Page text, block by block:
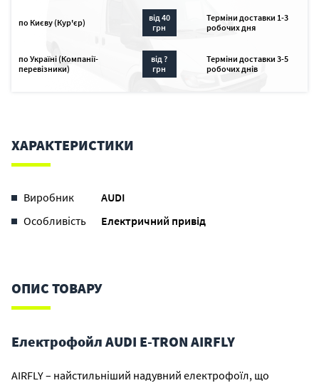
по Києву (Кур'єр)
від 40
грн
Терміни доставки 1-3
робочих дня
по Україні (Компанії-
перевізники)
від ?
грн
Терміни доставки 3-5
робочих днів
ХАРАКТЕРИСТИКИ
Виробник
AUDI
Особливість
Електричний привід
ОПИС ТОВАРУ
Електрофойл AUDI E-TRON AIRFLY
AIRFLY – найстильніший надувний електрофоїл, що